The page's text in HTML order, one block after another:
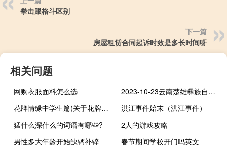
拳击跟格斗区别
下一篇
房屋租赁合同起诉时效是多长时间呀
相关问题
网购衣服面料怎么选
2023-10-23云南楚雄彝族自治州武定县(鹿茸菇)的报价是多少
花牌情缘中学生篇(关于花牌情缘中学生篇简述)
洪江事件始末（洪江事件）
猛什么深什么的词语有哪些?
2人的游戏攻略
男性多大年龄开始缺钙补锌
春节期间学校开门吗英文